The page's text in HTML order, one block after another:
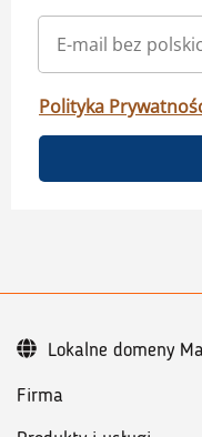
Polityka
Firma
Lokalne domeny